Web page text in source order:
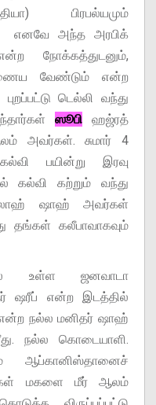
பிரபல்யமும்
எனவே அந்த அரபிக்
நோக்கத்துடனும்,
வேண்டும் என்ற
டெல்லி வந்து
ஸூபிஹஜ்ரத்
அவர்கள். சுமார் 4
பயின்று இரவு
கல்வி கற்றும் வந்து
ஷாஹ் அவர்கள்
தங்கள் கலீபாவாகவும்
உள்ள ஜனவாடா
ஷரீப் என்ற இடத்தில்
நல்ல மனிதர் ஷாஹ்
நல்ல கொடையாளி.
ஆப்கானிஸ்தானைச்
மகளை மீர் ஆலம்